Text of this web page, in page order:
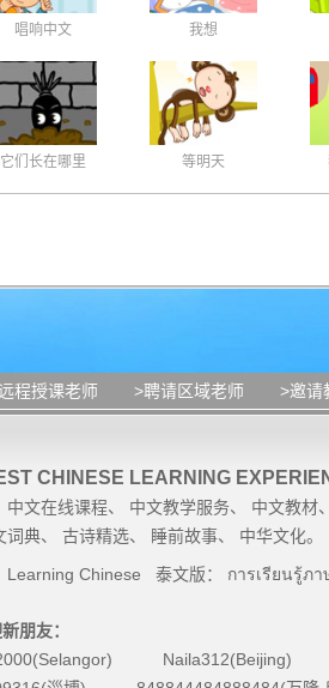
唱响中文 我想
它们长在哪里 等明天
程授课老师 >聘请区域老师 >邀请
CHINESE LEARNING
中文在线课程、 中文教学服务、 中文教材、
词典、 古诗精选、 睡前故事、 中华文化。
Learning Chinese 泰文版： การเรียนรู้ภา
朋友：
Naila312(Beijing)